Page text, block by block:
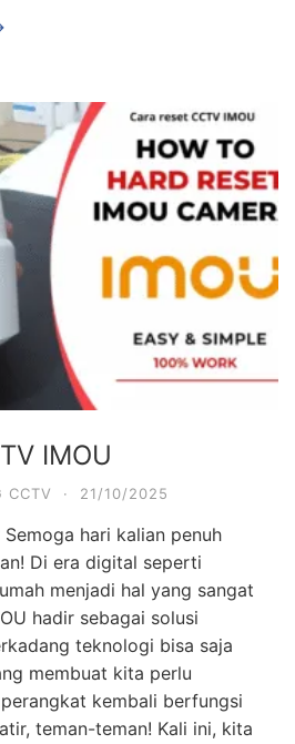
IMOU
CCTV · 21/10/2025
hari kalian penuh
Di era digital seperti
menjadi hal yang sangat
hadir sebagai solusi
teknologi bisa saja
membuat kita perlu
kembali berfungsi
teman-teman! Kali ini, kita